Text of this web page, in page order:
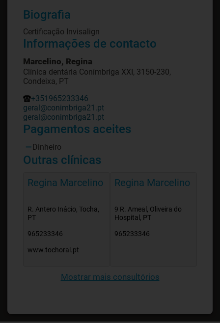
Biografia
Certificação Invisalign
Informações de contacto
Marcelino, Regina
Clínica dentária Conímbriga XXI, 3150-230,
Condeixa, PT
+351965233346
geral@conimbriga21.pt
geral@conimbriga21.pt
Pagamentos aceites
Dinheiro
Outras clínicas
Regina Marcelino
R. Antero Inácio, Tocha,
PT
965233346
www.tochoral.pt
Regina Marcelino
9 R. Ameal, Oliveira do
Hospital, PT
965233346
Mostrar mais consultórios